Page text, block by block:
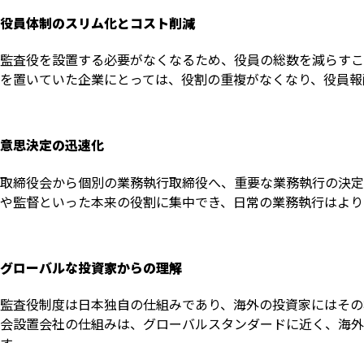
役員体制のスリム化とコスト削減
監査役を設置する必要がなくなるため、役員の総数を減らす
を置いていた企業にとっては、役割の重複がなくなり、役員
意思決定の迅速化
取締役会から個別の業務執行取締役へ、重要な業務執行の決
や監督といった本来の役割に集中でき、日常の業務執行はよ
グローバルな投資家からの理解
監査役制度は日本独自の仕組みであり、海外の投資家にはそ
会設置会社の仕組みは、グローバルスタンダードに近く、海